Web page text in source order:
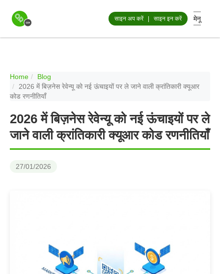
साइन अप करें| साइन इन करें मेनू
Home
Blog
2026 में बिज़नेस रेवेन्यू को नई ऊंचाइयों पर ले जाने वाली क्रांतिकारी क्यूआर
कोड रणनीतियाँ
2026 में बिज़नेस रेवेन्यू को नई ऊंचाइयों पर ले
जाने वाली क्रांतिकारी क्यूआर कोड रणनीतियाँ
27/01/2026